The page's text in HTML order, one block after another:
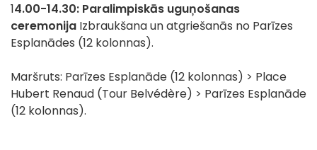
14.00-14.30: Paralimpiskās uguņošanas
ceremonija Izbraukšana un atgriešanās no Parīzes
Esplanādes (12 kolonnas).
Maršruts: Parīzes Esplanāde (12 kolonnas) > Place
Hubert Renaud (Tour Belvédère) > Parīzes Esplanāde
(12 kolonnas).